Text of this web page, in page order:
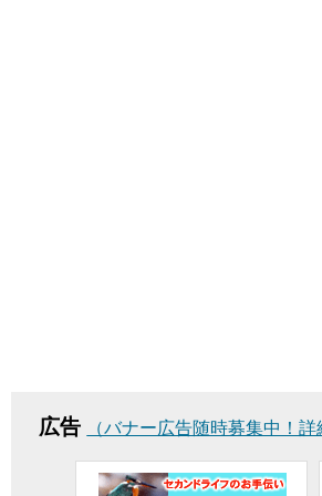
広告 （バナー広告随時募集中！詳